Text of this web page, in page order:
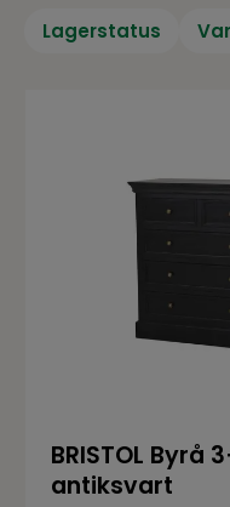
Lagerstatus
BRISTOL Byrå
antiksvart